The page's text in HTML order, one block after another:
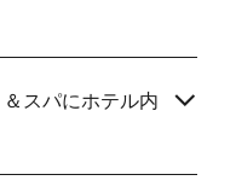
スパにホテル内